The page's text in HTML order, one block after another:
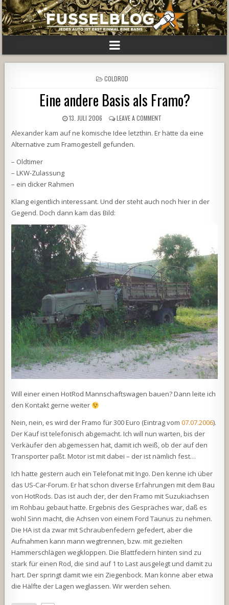
POSTED
IN
COLDROD
Eine andere Basis als Framo?
13. JULI 2006 LEAVE A COMMENT
Alexander kam auf ne komische Idee letzthin. Er hätte da eine
Alternative zum Framogestell gefunden.
– Oldtimer
– LKW-Zulassung
– ein dicker Rahmen
Klang eigentlich interessant. Und der steht auch noch hier in der
Gegend. Doch dann kam das Bild:
Will einer einen HotRod Mannschaftswagen bauen? Dann leite ich
den Kontakt gerne weiter
Nein, nein, es wird der Framo für 300 Euro (Eintrag vom07.07.2006).
Der Kauf ist telefonisch abgemacht. Ich will nun warten, bis der
Verkäufer den abgemessen hat, damit ich weiß, ob der auf den
Transporter paßt. Motor ist mit dabei – der ist nämlich fest…
Ich hatte gestern auch ein Telefonat mit Ingo. Den kenne ich über
das US-Car-Forum. Er hat schon diverse Erfahrungen mit dem Bau
von HotRods. Das ist auch der, der den Framo mit Suzukiachsen
im Rohbau gebaut hatte. Ergebnis des Gespräches war, daß es
wohl Sinn macht, die Achsen von einem Ford Taunus zu nehmen.
Die HA ist da zwar mit Schraubenfedern gefedert, aber die
Aufnahmen kann mann wegtrennen, bzw. mit gezielten
Hammerschlägen wegkloppen. Die Blattfedern hinten sind zu
stark für einen Rod, die sind auf 1 to Last ausgelegt und damit zu
hart. Der springt damit wie ein Ziegenbock. Man könne aber etwa
die Hälfte der Lagen weglassen. Wir werden sehen.